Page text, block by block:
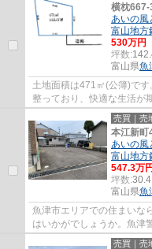
横枕667-
あいの風
富山地方
530万円
坪数:
富山県魚
土地面積は471㎡(公簿)で
整っており、快適な生活が
入価格が530万円で、費用
売買｜売
本江新町
あいの風
富山地方
547.3万円
坪数:
富山県魚
魚津市エリアでの住まいな
はいかがでしょうか。魚津
便利な大阪屋ショップ 魚津
売買｜売